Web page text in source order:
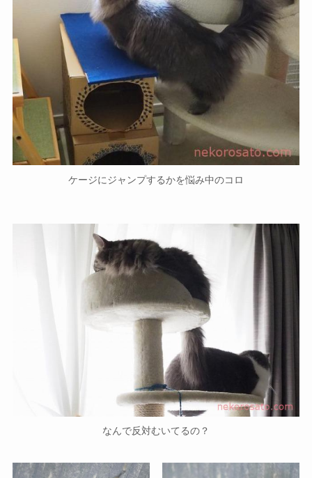
ケージにジャンプするかを悩み中のコロ
なんで反対むいてるの？